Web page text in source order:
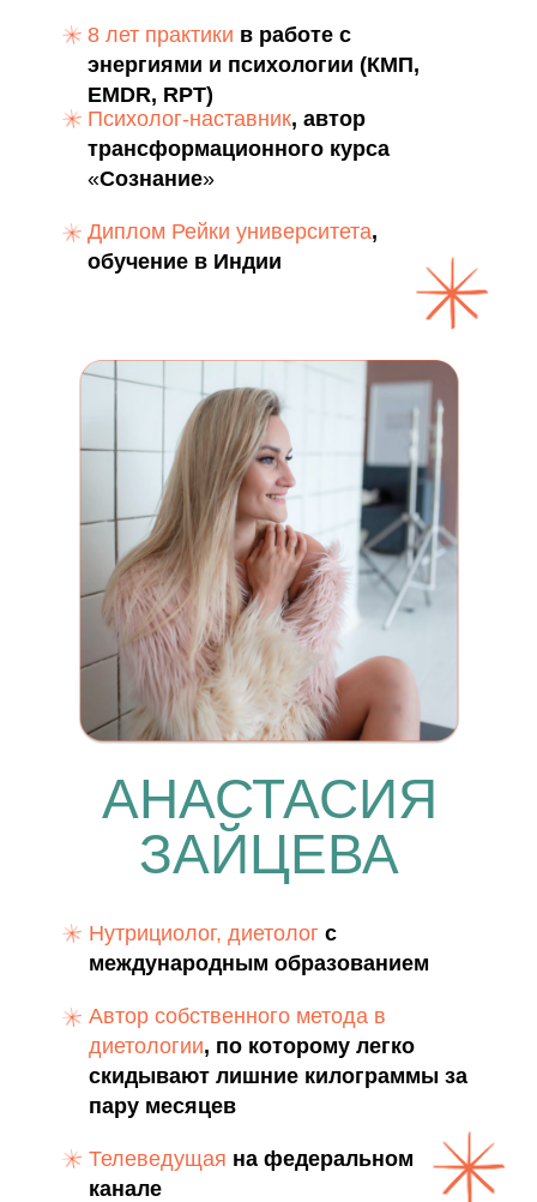
АНАСТАСИЯ
ЗАЙЦЕВА
8 лет практики в работе с
энергиями и психологии (КМП,
EMDR, RPT)
Психолог-наставник, автор
трансформационного курса
«Сознание»
Диплом Рейки университета,
обучение в Индии
Нутрициолог, диетолог с
международным образованием
Автор собственного метода в
диетологии, по которому легко
скидывают лишние килограммы за
пару месяцев
Телеведущая на федеральном
канале